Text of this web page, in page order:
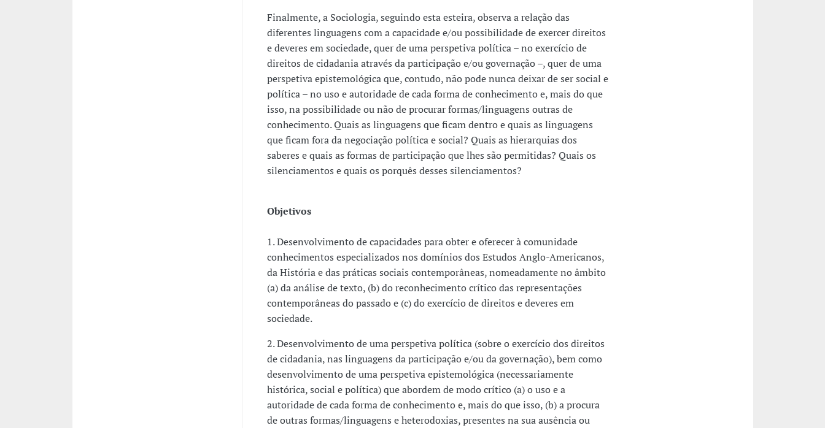
Finalmente, a Sociologia, seguindo esta esteira, observa a relação das
diferentes linguagens com a capacidade e/ou possibilidade de exercer direitos
e deveres em sociedade, quer de uma perspetiva política – no exercício de
direitos de cidadania através da participação e/ou governação –, quer de uma
perspetiva epistemológica que, contudo, não pode nunca deixar de ser social e
política – no uso e autoridade de cada forma de conhecimento e, mais do que
isso, na possibilidade ou não de procurar formas/linguagens outras de
conhecimento. Quais as linguagens que ficam dentro e quais as linguagens
que ficam fora da negociação política e social? Quais as hierarquias dos
saberes e quais as formas de participação que lhes são permitidas? Quais os
silenciamentos e quais os porquês desses silenciamentos?
Objetivos
1. Desenvolvimento de capacidades para obter e oferecer à comunidade
conhecimentos especializados nos domínios dos Estudos Anglo-Americanos,
da História e das práticas sociais contemporâneas, nomeadamente no âmbito
(a) da análise de texto, (b) do reconhecimento crítico das representações
contemporâneas do passado e (c) do exercício de direitos e deveres em
sociedade.
2. Desenvolvimento de uma perspetiva política (sobre o exercício dos direitos
de cidadania, nas linguagens da participação e/ou da governação), bem como
desenvolvimento de uma perspetiva epistemológica (necessariamente
histórica, social e política) que abordem de modo crítico (a) o uso e a
autoridade de cada forma de conhecimento e, mais do que isso, (b) a procura
de outras formas/linguagens e heterodoxias, presentes na sua ausência ou